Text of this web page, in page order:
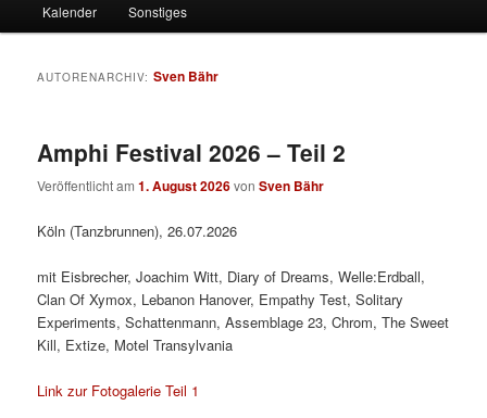
Kalender Sonstiges
AUTORENARCHIV:Sven Bähr
Amphi Festival 2026 – Teil 2
Veröffentlicht am1. August 2026vonSven Bähr
Köln (Tanzbrunnen), 26.07.2026
mit Eisbrecher, Joachim Witt, Diary of Dreams, Welle:Erdball,
Clan Of Xymox, Lebanon Hanover, Empathy Test, Solitary
Experiments, Schattenmann, Assemblage 23, Chrom, The Sweet
Kill, Extize, Motel Transylvania
Link zur Fotogalerie Teil 1